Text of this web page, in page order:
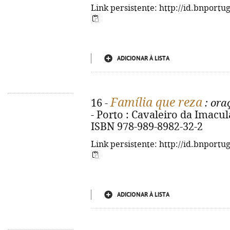
Link persistente: http://
ADICIONAR À LISTA
16 -Família que reza :
- Porto : Cavaleiro da
ISBN 978-989-8982-32-2
Link persistente: http://
ADICIONAR À LISTA